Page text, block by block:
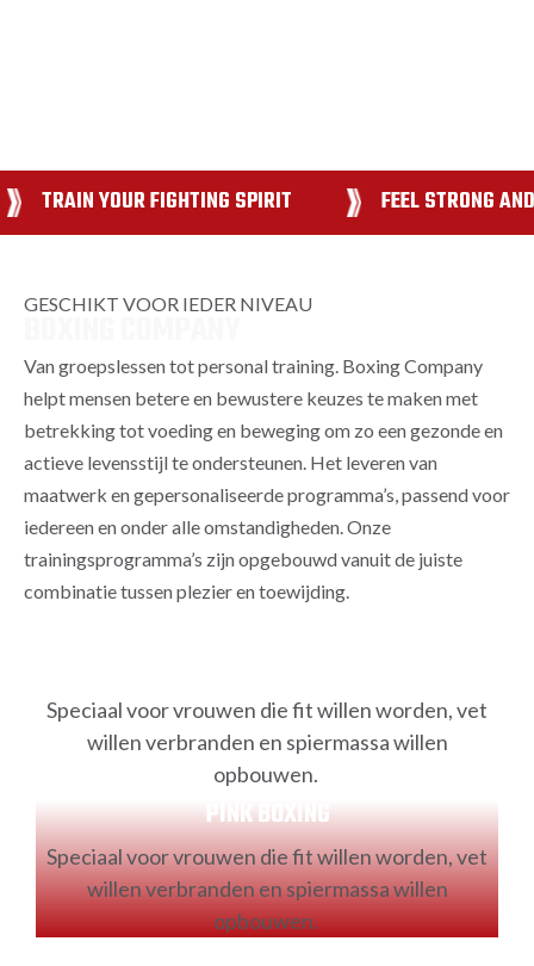
TRAIN YOUR FIGHTING SPIRIT FEEL STRONG
GESCHIKT VOOR IEDER NIVEAU
Van groepslessen tot personal training. Boxing Company
helpt mensen betere en bewustere keuzes te maken met
betrekking tot voeding en beweging om zo een gezonde en
actieve levensstijl te ondersteunen. Het leveren van
maatwerk en gepersonaliseerde programma’s, passend voor
iedereen en onder alle omstandigheden. Onze
trainingsprogramma’s zijn opgebouwd vanuit de juiste
combinatie tussen plezier en toewijding.
Speciaal voor vrouwen die fit willen worden, vet
willen verbranden en spiermassa willen
opbouwen.
PINK BOXING
Speciaal voor vrouwen die fit willen worden, vet
willen verbranden en spiermassa willen
opbouwen.